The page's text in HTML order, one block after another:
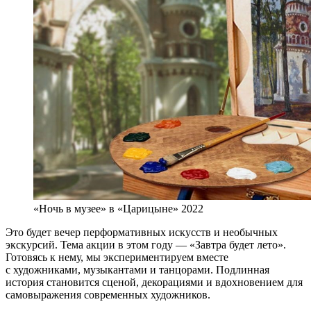
«Ночь в музее» в «Царицыне» 2022
Это будет вечер перформативных искусств и необычных
экскурсий. Тема акции в этом году — «Завтра будет лето».
Готовясь к нему, мы экспериментируем вместе
с художниками, музыкантами и танцорами. Подлинная
история становится сценой, декорациями и вдохновением для
самовыражения современных художников.